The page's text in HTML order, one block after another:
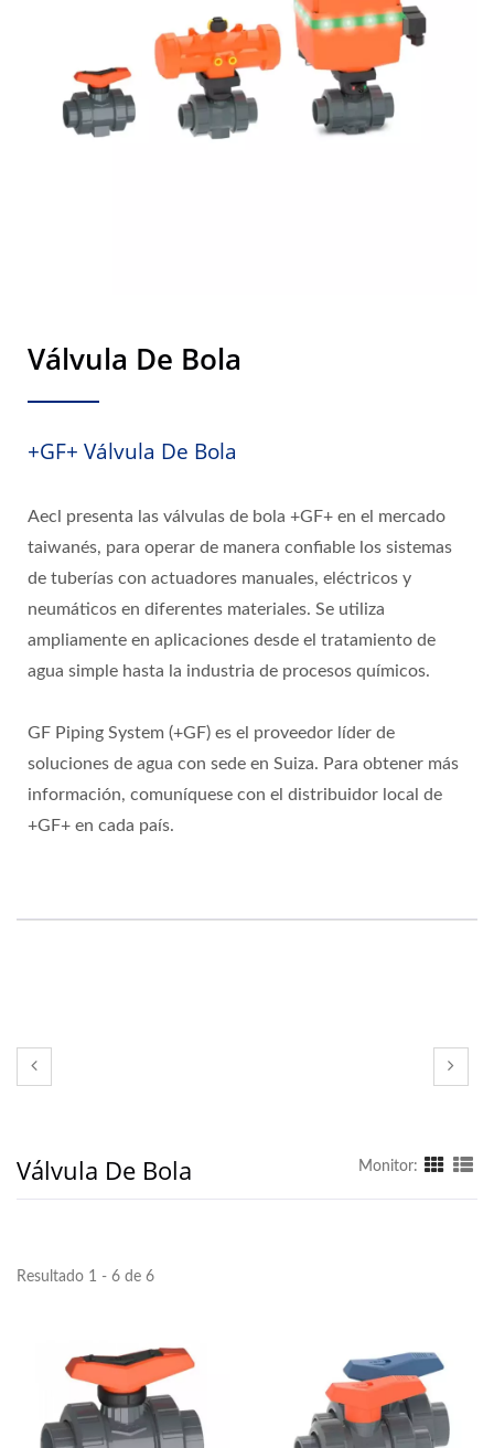
Válvula De Bola
+GF+ Válvula De Bola
Aecl presenta las válvulas de bola +GF+ en el mercado
taiwanés, para operar de manera confiable los sistemas
de tuberías con actuadores manuales, eléctricos y
neumáticos en diferentes materiales. Se utiliza
ampliamente en aplicaciones desde el tratamiento de
agua simple hasta la industria de procesos químicos.
GF Piping System (+GF) es el proveedor líder de
soluciones de agua con sede en Suiza. Para obtener más
información, comuníquese con el distribuidor local de
+GF+ en cada país.
Válvula De Bola Monitor:
Resultado 1 - 6 de 6